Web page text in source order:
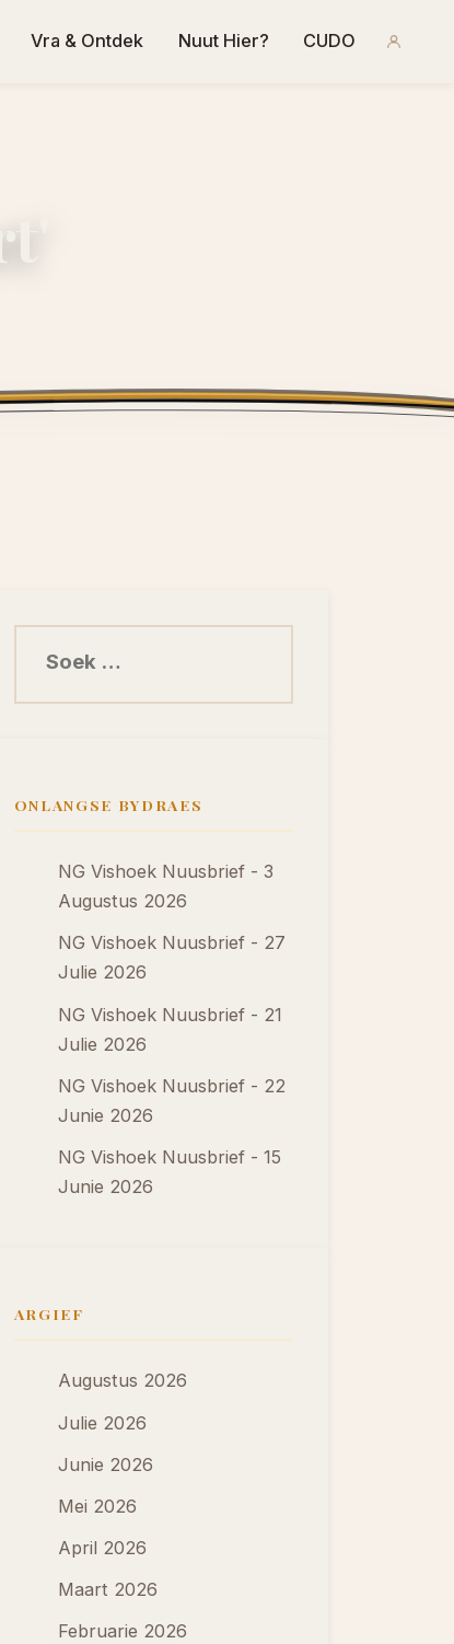
Vra & Ontdek Nuut Hier? CUDO
ONLANGSE BYDRAES
NG Vishoek Nuusbrief - 3
Augustus 2026
NG Vishoek Nuusbrief - 27
Julie 2026
NG Vishoek Nuusbrief - 21
Julie 2026
NG Vishoek Nuusbrief - 22
Junie 2026
NG Vishoek Nuusbrief - 15
Junie 2026
ARGIEF
Augustus 2026
Julie 2026
Junie 2026
Mei 2026
April 2026
Maart 2026
Februarie 2026